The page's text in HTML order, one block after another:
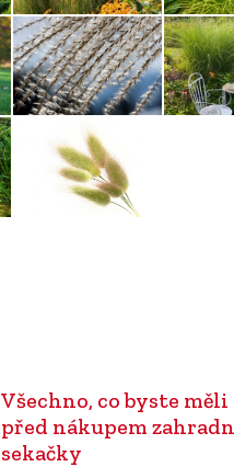
Všechno, co byste
před nákupem
sekačky